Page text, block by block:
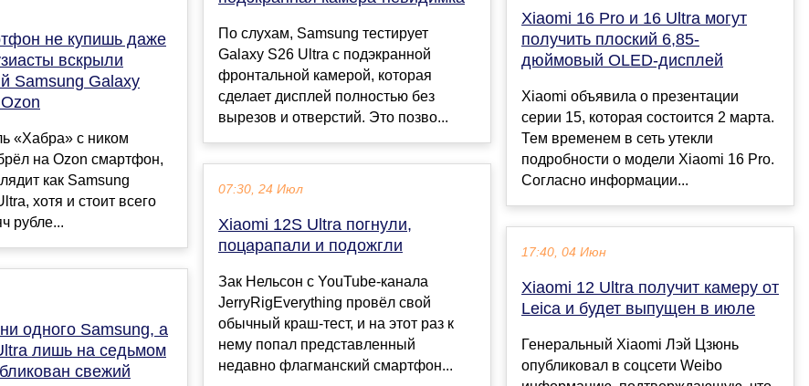
не купишь даже
вскрыли
Samsung Galaxy
«Хабра» с ником
на Ozon смартфон,
как Samsung
хотя и стоит всего
рубле...
одного Samsung, а
лишь на седьмом
свежий
По слухам, Samsung тестирует
Galaxy S26 Ultra с подэкранной
фронтальной камерой, которая
сделает дисплей полностью без
вырезов и отверстий. Это позво...
07:30, 24 Июл
Xiaomi 12S Ultra погнули,
поцарапали и подожгли
Зак Нельсон с YouTube-канала
JerryRigEverything провёл свой
обычный краш-тест, и на этот раз к
нему попал представленный
недавно флагманский смартфон...
Xiaomi 16 Pro и 16 Ultra могут
получить плоский 6,85-
дюймовый OLED-дисплей
Xiaomi объявила о презентации
серии 15, которая состоится 2 марта.
Тем временем в сеть утекли
подробности о модели Xiaomi 16 Pro.
Согласно информации...
17:40, 04 Июн
Xiaomi 12 Ultra получит камеру от
Leica и будет выпущен в июле
Генеральный Xiaomi Лэй Цзюнь
опубликовал в соцсети Weibo